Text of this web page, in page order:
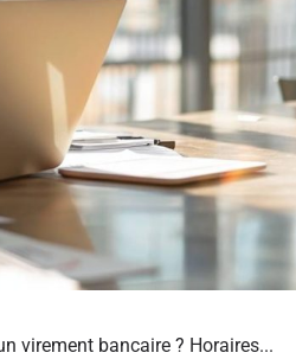
virement bancaire ? Horaires...